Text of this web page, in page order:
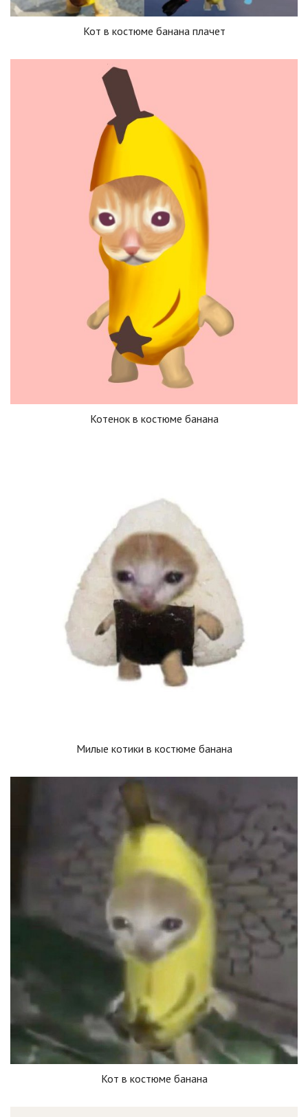
Кот в костюме банана плачет
Котенок в костюме банана
Милые котики в костюме банана
Кот в костюме банана